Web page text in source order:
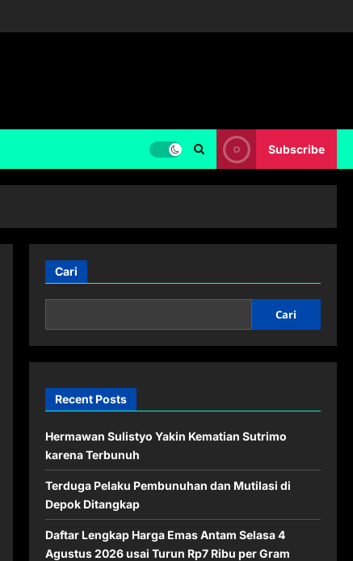
Subscribe
Cari
Cari
Recent Posts
Hermawan Sulistyo Yakin Kematian Sutrimo
karena Terbunuh
Terduga Pelaku Pembunuhan dan Mutilasi di
Depok Ditangkap
Daftar Lengkap Harga Emas Antam Selasa 4
Agustus 2026 usai Turun Rp7 Ribu per Gram